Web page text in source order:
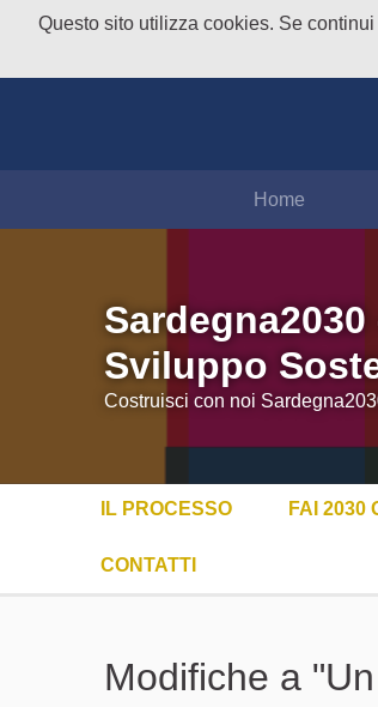
Questo sito utilizza cookies. Se
Home
Sviluppo
Costruisci con noi
IL PROCESSO FAI 2030
CONTATTI
Modifiche a